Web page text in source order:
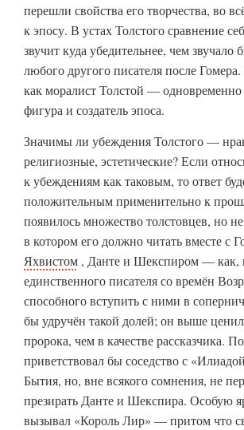
перешли свойства его творчества, во
к эпосу. В устах Толстого сравнение
звучит куда убедительнее, чем звучало
любого другого писателя после
как моралист Толстой — одновременно
фигура и создатель эпоса.
Значимы ли убеждения Толстого —
религиозные, эстетические? Если
к убеждениям как таковым, то ответ
положительным применительно к
появилось множество толстовцев, но
в котором его должно читать вместе с
Яхвистом , Данте и Шекспиром — как,
единственного писателя со времён
способного вступить с ними в
бы удручён такой долей; он выше ценил
пророка, чем в качестве рассказчика.
приветствовал бы соседство с
Бытия, но, вне всякого сомнения, не
презирать Данте и Шекспира. Особую
вызывал «Король Лир» — притом что